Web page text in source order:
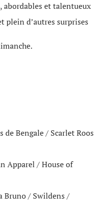
abordables et talentueux
plein d’autres surprises
de Bengale / Scarlet Roos
Apparel / House of
Bruno / Swildens /